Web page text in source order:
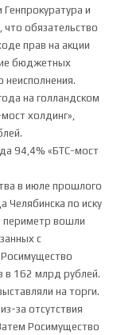
и
обязательство
прав на акции
бюджетных
неисполнения.
на голландском
холдинг»,
94,4% «БТС-мост
в июле прошлого
Челябинска по иску
периметр вошли
с
в 162 млрд рублей.
на торги.
за отсутствия
Росимущество